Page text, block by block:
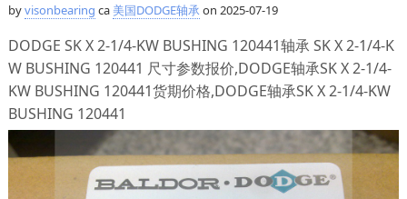
byvisonbearing ca 美国DODGE轴承 on 2025-07-19
DODGE SK X 2-1/4-KW BUSHING 120441轴承 SK X 2-1/4-K
W BUSHING 120441 尺寸参数报价,DODGE轴承SK X 2-1/4-
KW BUSHING 120441货期价格,DODGE轴承SK X 2-1/4-KW
BUSHING 120441